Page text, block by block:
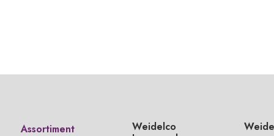
Assortiment
Weidelco